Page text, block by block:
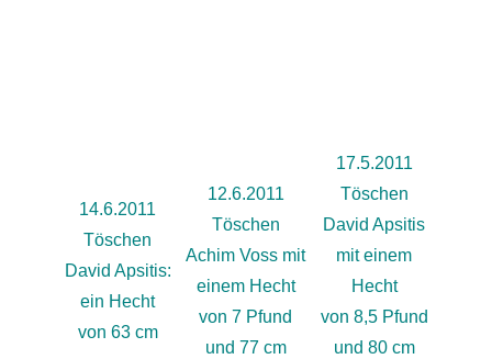
14.6.2011
Töschen
David Apsitis:
ein Hecht
von 63 cm
12.6.2011
Töschen
Achim Voss mit
einem Hecht
von 7 Pfund
und 77 cm
17.5.2011
Töschen
David Apsitis
mit einem
Hecht
von 8,5 Pfund
und 80 cm